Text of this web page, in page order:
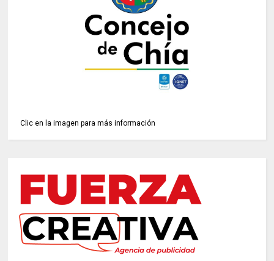
Clic en la imagen para más información